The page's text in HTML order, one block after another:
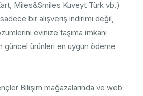
Miles&Smiles Kuveyt Türk vb.)
sadece bir alışveriş indirimi değil,
evinize taşıma imkanı
ürünleri en uygun ödeme
Bilişim mağazalarında ve web